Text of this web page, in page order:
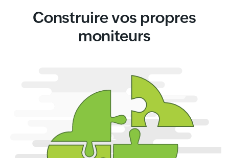
Construire vos propres
moniteurs